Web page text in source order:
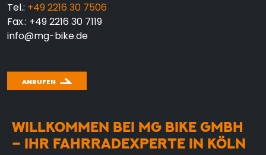
Tel.: +49 2216 30 7506
Fax.: +49 2216 30 7119
info@mg-bike.de
ANRUFEN
WILLKOMMEN BEI MG BIKE GMBH
– IHR FAHRRADEXPERTE IN KÖLN